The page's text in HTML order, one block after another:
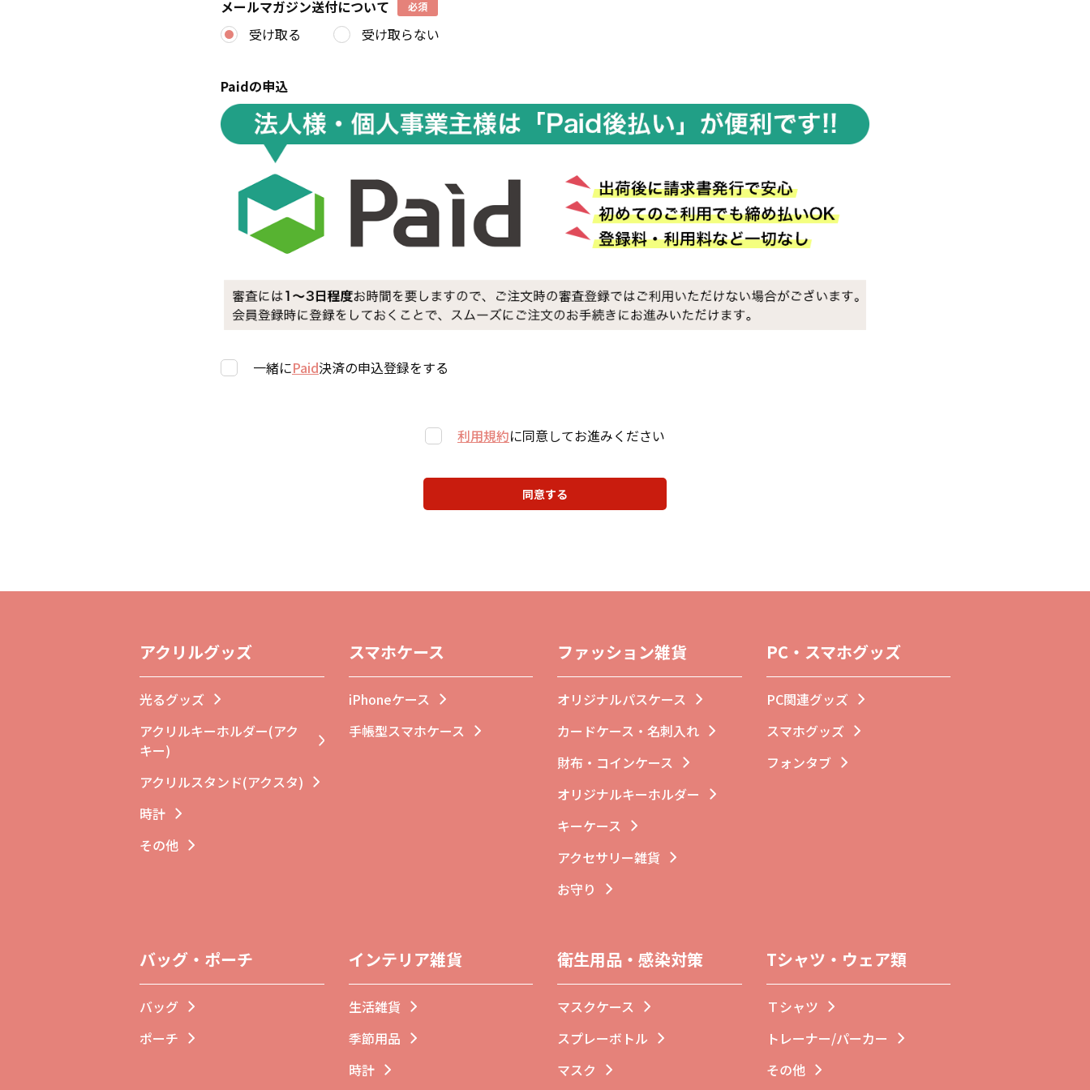
メールマガジン送付について 必須
受け取る 受け取らない
Paidの申込
一緒にPaid決済の申込登録をする
利用規約に同意してお進みください
同意する
アクリルグッズ
光るグッズ
アクリルキーホルダー(アク
キー)
アクリルスタンド(アクスタ)
時計
その他
スマホケース
iPhoneケース
手帳型スマホケース
ファッション雑貨
オリジナルパスケース
カードケース・名刺入れ
財布・コインケース
オリジナルキーホルダー
キーケース
アクセサリー雑貨
お守り
PC・スマホグッズ
PC関連グッズ
スマホグッズ
フォンタブ
バッグ・ポーチ
バッグ
ポーチ
インテリア雑貨
生活雑貨
季節用品
時計
衛生用品・感染対策
マスクケース
スプレーボトル
マスク
Tシャツ・ウェア類
Ｔシャツ
トレーナー/パーカー
その他